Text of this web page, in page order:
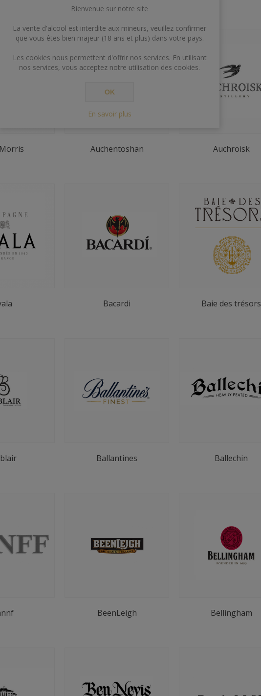
Auchentoshan Auchroisk
Bacardi Baie des trésors
Ballantines Ballechin
BeenLeigh Bellingham
Bienvenue sur notre site
La vente d'alcool est interdite aux mineurs, veuillez confirmer
que vous êtes bien majeur (18 ans et plus) dans votre pays.
Les cookies nous permettent d'offrir nos services. En utilisant
nos services, vous acceptez notre utilisation des cookies.
OK
En savoir plus